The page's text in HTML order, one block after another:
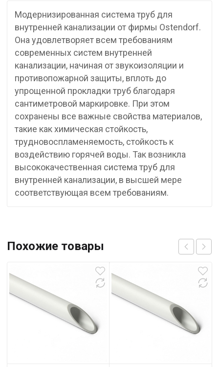
Модернизированная система труб для
внутренней канализации от фирмы Ostendorf.
Она удовлетворяет всем требованиям
современных систем внутренней
канализации, начиная от звукоизоляции и
противопожарной защиты, вплоть до
упрощенной прокладки труб благодаря
сантиметровой маркировке. При этом
сохранены все важные свойства материалов,
такие как химическая стойкость,
трудновоспламеняемость, стойкость к
воздействию горячей воды. Так возникла
высококачественная система труб для
внутренней канализации, в высшей мере
соответствующая всем требованиям.
Похожие товары